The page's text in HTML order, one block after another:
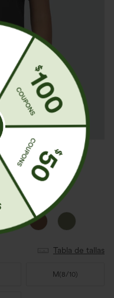
Tabla de tallas
M (8/10)